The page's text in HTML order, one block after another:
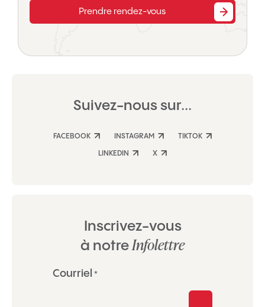
Prendre rendez-vous
Suivez-nous sur...
FACEBOOK INSTAGRAM TIKTOK
LINKEDIN X
Inscrivez-vous
à notreInfolettre
«
Courriel *